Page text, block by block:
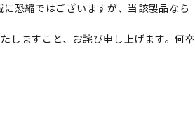
恐縮ではございますが、当該製品なら
しますこと、お詫び申し上げます。何卒